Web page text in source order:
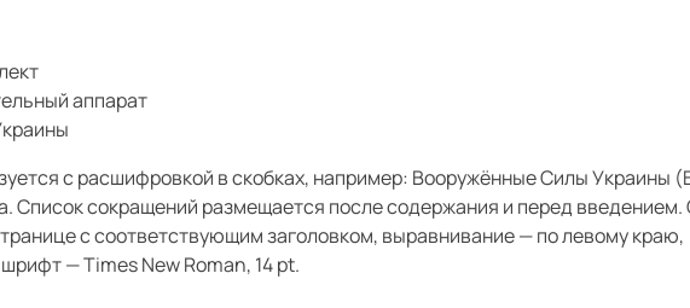
аппарат
с расшифровкой в скобках, например: Вооружённые Силы Украины
Список сокращений размещается после содержания и перед введением.
с соответствующим заголовком, выравнивание — по левому краю,
— Times New Roman, 14 pt.